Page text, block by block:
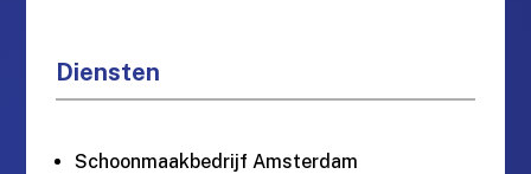
Diensten
Schoonmaakbedrijf Amsterdam